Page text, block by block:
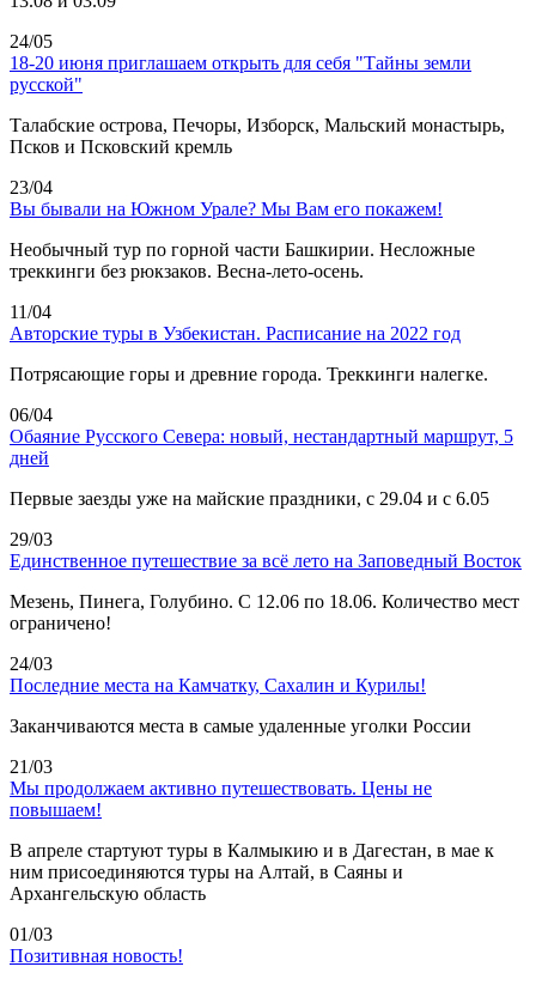
24/05
18-20 июня приглашаем открыть для себя "Тайны земли
русской"
Талабские острова, Печоры, Изборск, Мальский монастырь,
Псков и Псковский кремль
23/04
Вы бывали на Южном Урале? Мы Вам его покажем!
Необычный тур по горной части Башкирии. Несложные
треккинги без рюкзаков. Весна-лето-осень.
11/04
Авторские туры в Узбекистан. Расписание на 2022 год
Потрясающие горы и древние города. Треккинги налегке.
06/04
Обаяние Русского Севера: новый, нестандартный маршрут, 5
дней
Первые заезды уже на майские праздники, с 29.04 и с 6.05
29/03
Единственное путешествие за всё лето на Заповедный Восток
Мезень, Пинега, Голубино. С 12.06 по 18.06. Количество мест
ограничено!
24/03
Последние места на Камчатку, Сахалин и Курилы!
Заканчиваются места в самые удаленные уголки России
21/03
Мы продолжаем активно путешествовать. Цены не
повышаем!
В апреле стартуют туры в Калмыкию и в Дагестан, в мае к
ним присоединяются туры на Алтай, в Саяны и
Архангельскую область
01/03
Позитивная новость!